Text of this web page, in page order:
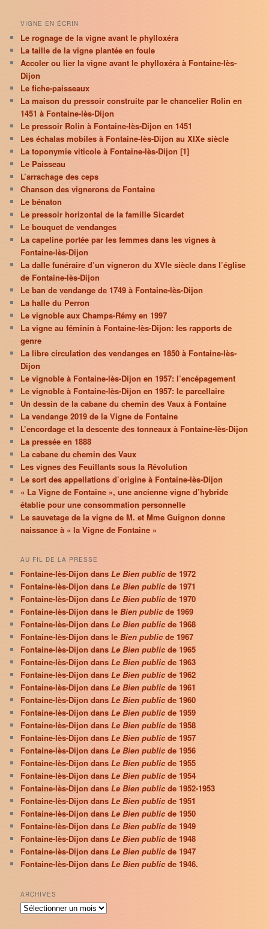
VIGNE EN ÉCRIN
Le rognage de la vigne avant le phylloxéra
La taille de la vigne plantée en foule
Accoler ou lier la vigne avant le phylloxéra à Fontaine-lès-
Dijon
Le fiche-paisseaux
La maison du pressoir construite par le chancelier Rolin en
1451 à Fontaine-lès-Dijon
Le pressoir Rolin à Fontaine-lès-Dijon en 1451
Les échalas mobiles à Fontaine-lès-Dijon au XIXe siècle
La toponymie viticole à Fontaine-lès-Dijon [1]
Le Paisseau
L’arrachage des ceps
Chanson des vignerons de Fontaine
Le bénaton
Le pressoir horizontal de la famille Sicardet
Le bouquet de vendanges
La capeline portée par les femmes dans les vignes à
Fontaine-lès-Dijon
La dalle funéraire d’un vigneron du XVIe siècle dans l’église
de Fontaine-lès-Dijon
Le ban de vendange de 1749 à Fontaine-lès-Dijon
La halle du Perron
Le vignoble aux Champs-Rémy en 1997
La vigne au féminin à Fontaine-lès-Dijon: les rapports de
genre
La libre circulation des vendanges en 1850 à Fontaine-lès-
Dijon
Le vignoble à Fontaine-lès-Dijon en 1957: l’encépagement
Le vignoble à Fontaine-lès-Dijon en 1957: le parcellaire
Un dessin de la cabane du chemin des Vaux à Fontaine
La vendange 2019 de la Vigne de Fontaine
L’encordage et la descente des tonneaux à Fontaine-lès-Dijon
La pressée en 1888
La cabane du chemin des Vaux
Les vignes des Feuillants sous la Révolution
Le sort des appellations d’origine à Fontaine-lès-Dijon
« La Vigne de Fontaine », une ancienne vigne d’hybride
établie pour une consommation personnelle
Le sauvetage de la vigne de M. et Mme Guignon donne
naissance à « la Vigne de Fontaine »
AU FIL DE LA PRESSE
Fontaine-lès-Dijon dansLe Bien publicde 1972
Fontaine-lès-Dijon dansLe Bien public de 1971
Fontaine-lès-Dijon dansLe Bien publicde 1970
Fontaine-lès-Dijon dans leBien publicde 1969
Fontaine-lès-Dijon dansLe Bien public de 1968
Fontaine-lès-Dijon dans leBien publicde 1967
Fontaine-lès-Dijon dansLe Bien publicde 1965
Fontaine-lès-Dijon dansLe Bien public de 1963
Fontaine-lès-Dijon dansLe Bien publicde 1962
Fontaine-lès-Dijon dansLe Bien publicde 1961
Fontaine-lès-Dijon dansLe Bien public de 1960
Fontaine-lès-Dijon dansLe Bien publicde 1959
Fontaine-lès-Dijon dansLe Bien publicde 1958
Fontaine-lès-Dijon dansLe Bien public de 1957
Fontaine-lès-Dijon dansLe Bien publicde 1956
Fontaine-lès-Dijon dansLe Bien publicde 1955
Fontaine-lès-Dijon dansLe Bien public de 1954
Fontaine-lès-Dijon dansLe Bien publicde 1952-1953
Fontaine-lès-Dijon dansLe Bien publicde 1951
Fontaine-lès-Dijon dansLe Bien public de 1950
Fontaine-lès-Dijon dansLe Bien publicde 1949
Fontaine-lès-Dijon dansLe Bien publicde 1948
Fontaine-lès-Dijon dansLe Bien public de 1947
Fontaine-lès-Dijon dansLe Bien publicde 1946.
ARCHIVES
Archives